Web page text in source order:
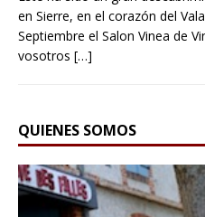
en Sierre, en el corazón del
Septiembre el Salon Vinea de
vosotros […]
QUIENES SOMOS